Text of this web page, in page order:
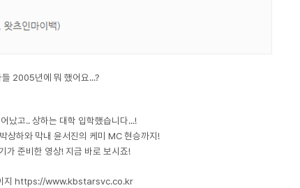
들 2005년에 뭐 했어요...?
났고.. 상하는 대학 입학했습니다...!
상하와 막내 윤서진의 케미 MC 현승까지!
가 준비한 영상! 지금 바로 보시죠!
지 https://www.kbstarsvc.co.kr